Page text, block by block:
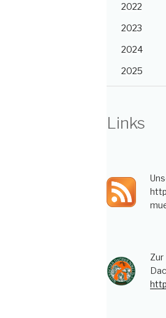
2022
2023
2024
2025
Links